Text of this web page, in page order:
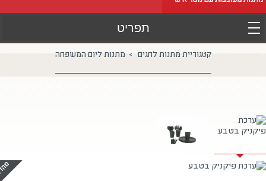
קטגוריית מתנות לחגים > מתנות ליום המשפחה